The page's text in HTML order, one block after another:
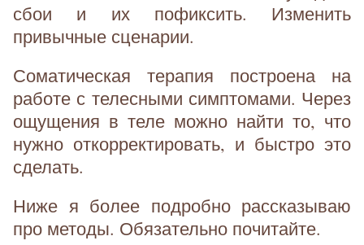
сбои и их пофиксить. Изменить
привычные сценарии.
Соматическая терапия построена на
работе с телесными симптомами. Через
ощущения в теле можно найти то, что
нужно откорректировать, и быстро это
сделать.
Ниже я более подробно рассказываю
про методы. Обязательно почитайте.